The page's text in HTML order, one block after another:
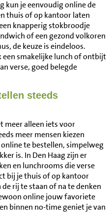
kun je eenvoudig online de
thuis of op kantoor laten
knapperig stokbroodje
of een gezond volkoren
de keuze is eindeloos.
een smakelijke lunch of ontbijt
verse, goed belegde
steeds
meer alleen iets voor
meer mensen kiezen
te bestellen, simpelweg
is. In Den Haag zijn er
en lunchrooms die verse
bij je thuis of op kantoor
rij te staan of na te denken
online jouw favoriete
binnen no-time geniet je van